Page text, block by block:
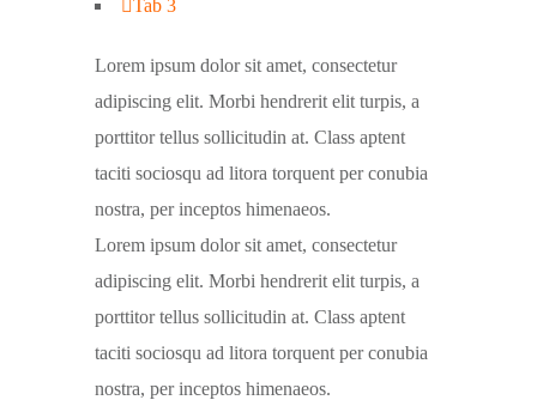
Tab 3
Lorem ipsum dolor sit amet, consectetur
adipiscing elit. Morbi hendrerit elit turpis, a
porttitor tellus sollicitudin at. Class aptent
taciti sociosqu ad litora torquent per conubia
nostra, per inceptos himenaeos.
Lorem ipsum dolor sit amet, consectetur
adipiscing elit. Morbi hendrerit elit turpis, a
porttitor tellus sollicitudin at. Class aptent
taciti sociosqu ad litora torquent per conubia
nostra, per inceptos himenaeos.